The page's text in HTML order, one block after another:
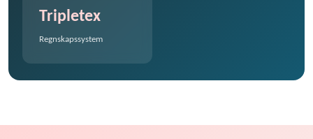
Tripletex
Regnskapssystem